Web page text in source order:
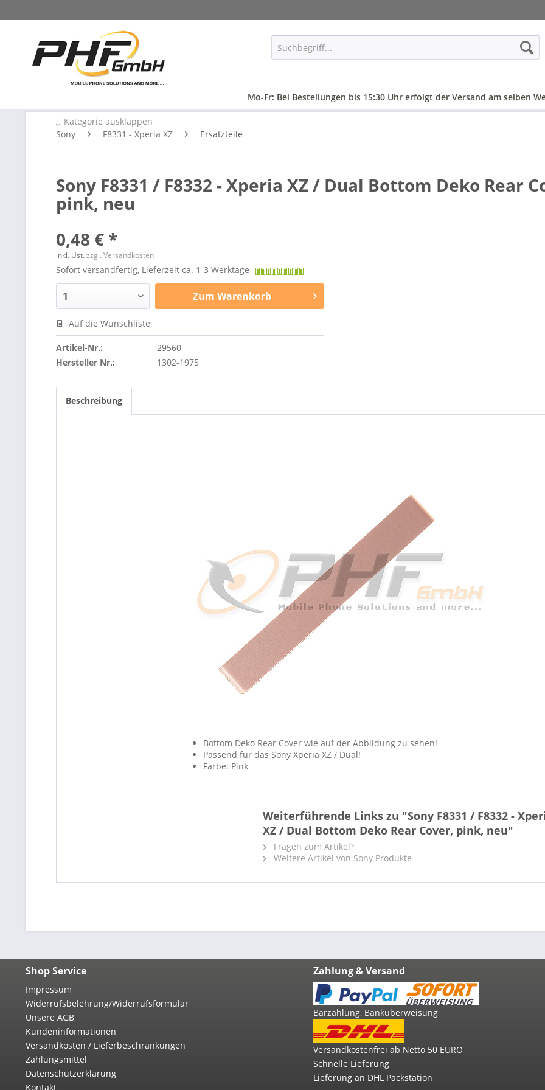
Mo-Fr: Bei Bestellungen bis 15:30 Uhr erfolgt der Versand am selben
↓ Kategorie ausklappen
Sony
F8331 - Xperia XZ Ersatzteile
Sony F8331 / F8332 - Xperia XZ / Dual Bottom Deko Rear
pink, neu
0,48 € *
inkl. Ust.zzgl. Versandkosten
Sofort versandfertig, Lieferzeit ca. 1-3 Werktage
ZumWarenkorb
Auf die Wunschliste
Artikel-Nr.:
29560
Hersteller Nr.:
1302-1975
Beschreibung
Bottom Deko Rear Cover wie auf der Abbildung zu sehen!
Passend für das Sony Xperia XZ / Dual!
Farbe: Pink
Weiterführende Links zu "Sony F8331 / F8332 -
XZ / Dual Bottom Deko Rear Cover, pink, neu"
Fragen zum Artikel?
Weitere Artikel von Sony Produkte
Shop Service
Impressum
Widerrufsbelehrung/Widerrufsformular
Unsere AGB
Kundeninformationen
Versandkosten / Lieferbeschränkungen
Zahlungsmittel
Datenschutzerklärung
Kontakt
Zahlung & Versand
Barzahlung, Banküberweisung
Versandkostenfrei ab Netto 50 EURO
Schnelle Lieferung
Lieferung an DHL Packstation